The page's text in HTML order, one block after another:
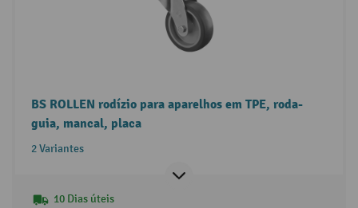
BS ROLLEN rodízio para aparelhos em TPE, roda-
guia, mancal, placa
2 Variantes
10 Dias úteis